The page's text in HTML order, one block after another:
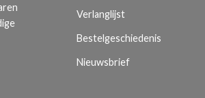
Verlanglijst
Bestelgeschiedenis
Nieuwsbrief